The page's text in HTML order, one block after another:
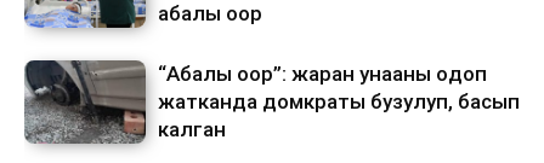
абалы оор
“Абалы оор”: жаран унааны оңдоп
жатканда домкраты бузулуп, басып
калган